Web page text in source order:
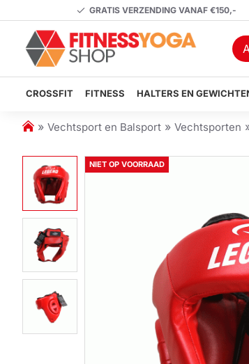
GRATIS VERZENDING VANAF €150,-
CROSSFIT FITNESS HALTERS EN
h
m
e
Vechtsport en Balsport Vechtsporten
NIET OP VOORRAAD